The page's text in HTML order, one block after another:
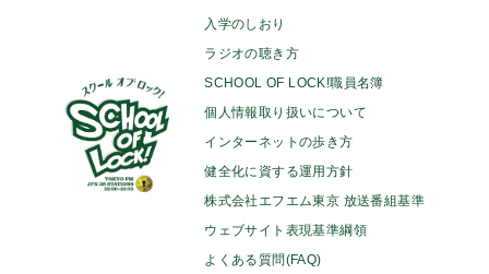
入学のしおり
ラジオの聴き方
SCHOOL OF LOCK!職員名簿
個人情報取り扱いについて
インターネットの歩き方
健全化に資する運用方針
株式会社エフエム東京 放送番組基準
ウェブサイト表現基準綱領
よくある質問(FAQ)